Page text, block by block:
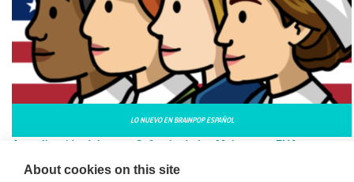
LO NUEVO EN BRAINPOP ESPAÑOL
Actualización del tema: Sufragio de las Mujeres en EUA
About cookies on this site